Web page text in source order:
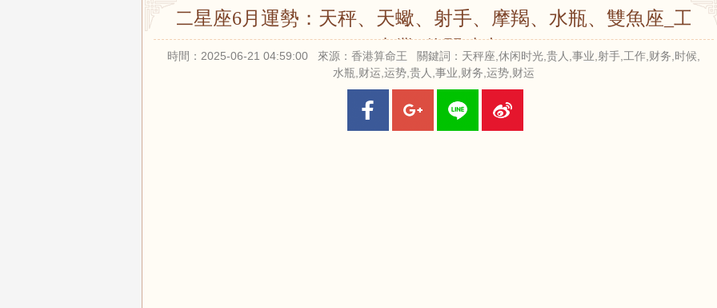
十二星座6月運勢：天秤、天蠍、射手、摩羯、水瓶、雙魚座_工作
_事業_休閑時光
時間：2025-06-21 04:59:00 來源：香港算命王 關鍵詞：天秤座,休闲时光,贵人,事业,射手,工作,财务,时候,
水瓶,财运,运势,贵人,事业,财务,运势,财运